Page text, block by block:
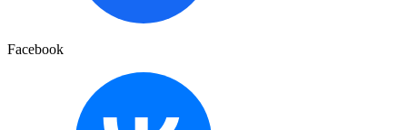
Facebook